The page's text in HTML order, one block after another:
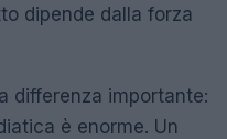
dipende dalla forza
differenza importante:
è enorme. Un